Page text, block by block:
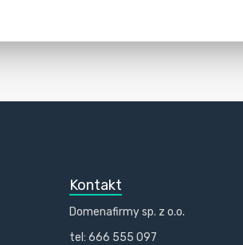
Kontakt
Domenafirmy sp. z o.o.
tel: 666 555 097